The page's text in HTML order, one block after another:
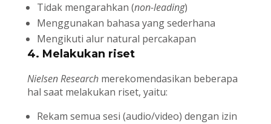
Tidak mengarahkan (non-leading)
Menggunakan bahasa yang sederhana
Mengikuti alur natural percakapan
4. Melakukan riset
Nielsen Researchmerekomendasikan beberapa
hal saat melakukan riset, yaitu:
Rekam semua sesi (audio/video) dengan izin